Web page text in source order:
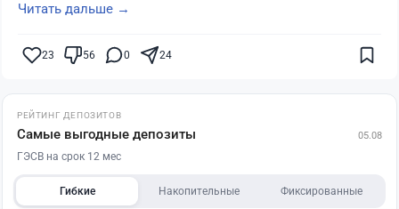
Читать дальше →
23 56 0 24
РЕЙТИНГ ДЕПОЗИТОВ
Самые выгодные депозиты 05.08
ГЭСВ на срок 12 мес
Гибкие Накопительные Фиксированные